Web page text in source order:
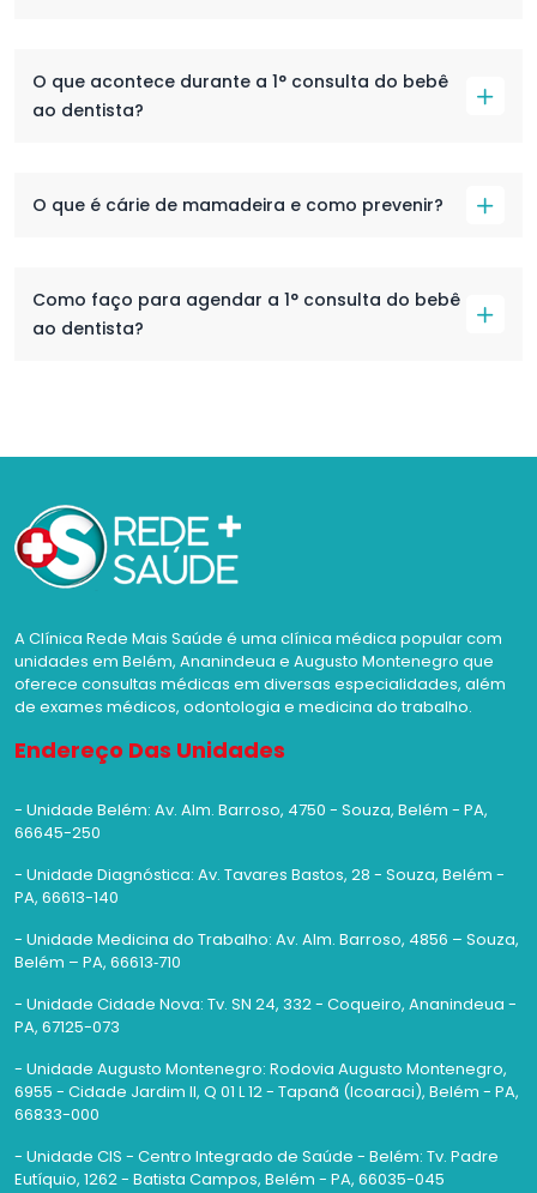
O que acontece durante a 1° consulta do bebê
ao dentista?
O que é cárie de mamadeira e como prevenir?
Como faço para agendar a 1° consulta do bebê
ao dentista?
A Clínica Rede Mais Saúde é uma clínica médica popular com
unidades em Belém, Ananindeua e Augusto Montenegro que
oferece consultas médicas em diversas especialidades, além
de exames médicos, odontologia e medicina do trabalho.
Endereço Das Unidades
- Unidade Belém: Av. Alm. Barroso, 4750 - Souza, Belém - PA,
66645-250
- Unidade Diagnóstica: Av. Tavares Bastos, 28 - Souza, Belém -
PA, 66613-140
- Unidade Medicina do Trabalho: Av. Alm. Barroso, 4856 – Souza,
Belém – PA, 66613‑710
- Unidade Cidade Nova: Tv. SN 24, 332 - Coqueiro, Ananindeua -
PA, 67125-073
- Unidade Augusto Montenegro: Rodovia Augusto Montenegro,
6955 - Cidade Jardim II, Q 01 L 12 - Tapanã (Icoaraci), Belém - PA,
66833-000
- Unidade CIS - Centro Integrado de Saúde - Belém: Tv. Padre
Eutíquio, 1262 - Batista Campos, Belém - PA, 66035-045